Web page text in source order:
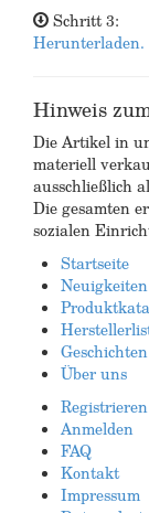
Schritt 3:
Herunterladen.
Hinweis
Die Artikel in
materiell
ausschließlich
Die gesamten
sozialen
Startseite
Neuigkeiten
Geschichten
Über uns
Registrieren
Anmelden
FAQ
Kontakt
Impressum